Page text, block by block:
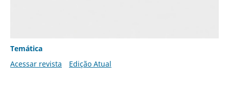
Temática
Acessar revista
Edição Atual